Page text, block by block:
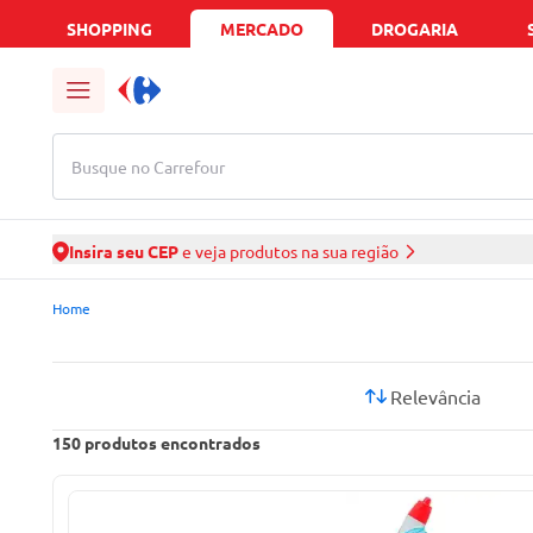
SHOPPING MERCADO DROGARIA
Busque no Carrefour
Insira seu CEPe veja produtos na sua região
Mercado Carrefour | Ofertas de Supermercado Delivery
Home
150 produtos encontrados
Relevância